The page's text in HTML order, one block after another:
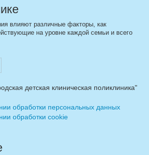
влияют различные факторы, как
на уровне каждой семьи и всего
детская клиническая поликлиника"
обработки персональных данных
обработки cookie